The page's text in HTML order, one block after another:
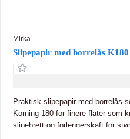
Mirka
Slipepapir med borrelås
Praktisk slipepapir med borrelås
Korning 180 for finere flater som krever lett slip.
slipebrett og forlengerskaft for